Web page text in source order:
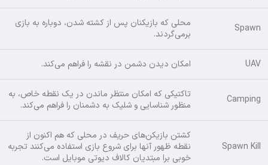
Spawn
محلی که بازیکنان پس از کشته شدن، دوباره به بازی
برمی‌گردند.
UAV امکان دیدن دشمن در نقشه را فراهم می‌کند.
Camping
تاکتیکی که امکان منتظر ماندن در یک نقطه خاص، به
منظور شناسایی و شلیک به دشمنان را فراهم می‌کند.
Spawn Kill
کشتن بازیکن‌های حریف در محلی که هم اکنون از
نقطه ظهور آنها برای شروع بازی استفاده می‌کنند تجربه
خوبی برا مبتدیان کالاف دیوتی موبایل است.